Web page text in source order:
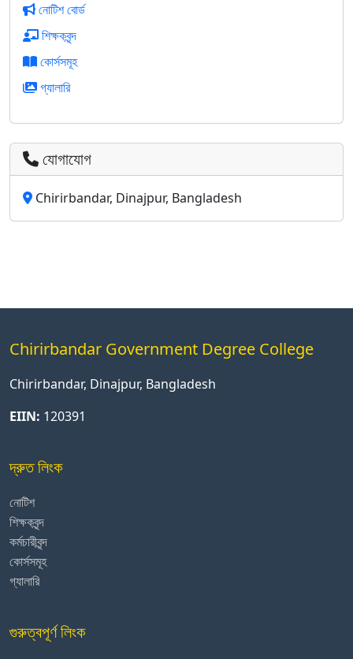
নোটিশ বোর্ড
শিক্ষকবৃন্দ
কোর্সসমূহ
গ্যালারি
যোগাযোগ
Chirirbandar, Dinajpur, Bangladesh
Chirirbandar Government Degree College
Chirirbandar, Dinajpur, Bangladesh
EIIN: 120391
দ্রুত লিংক
নোটিশ
শিক্ষকবৃন্দ
কর্মচারীবৃন্দ
কোর্সসমূহ
গ্যালারি
গুরুত্বপূর্ণ লিংক